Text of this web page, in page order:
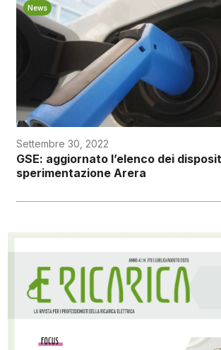
News
Settembre 30, 2022
GSE: aggiornato l’elenco dei
sperimentazione Arera